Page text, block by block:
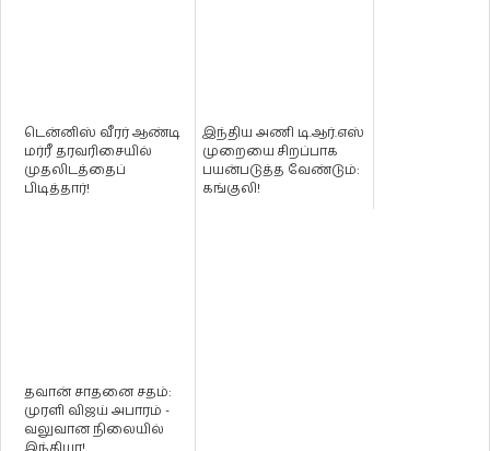
டென்னிஸ் வீரர் ஆண்டி
மர்ரீ தரவரிசையில்
முதலிடத்தைப்
பிடித்தார்!
இந்திய அணி டி.ஆர்.எஸ்
முறையை சிறப்பாக
பயன்படுத்த வேண்டும்:
கங்குலி!
தவான் சாதனை சதம்:
முரளி விஜய் அபாரம் -
வலுவான நிலையில்